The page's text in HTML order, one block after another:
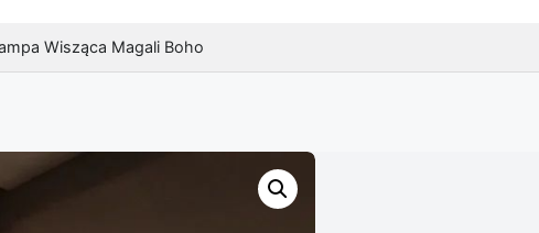
Wisząca Magali Boho